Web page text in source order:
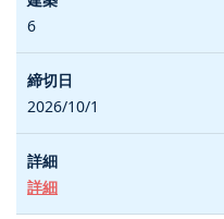
6
2026/10/1
詳細